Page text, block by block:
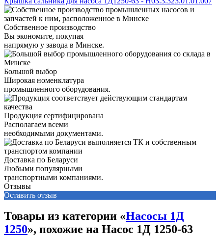
Собственное производство
Вы экономите, покупая
напрямую у завода в Минске.
Большой выбор
Широкая номенклатура
промышленного оборудования.
Продукция сертифицирована
Располагаем всеми
необходимыми документами.
Доставка по Беларуси
Любыми популярными
транспортными компаниями.
Отзывы
Оставить отзыв
Товары из категории «Насосы 1Д
1250», похожие на Насос 1Д 1250-63